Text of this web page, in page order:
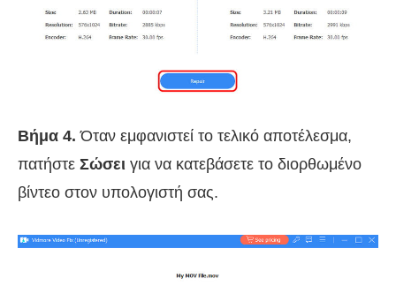
Βήμα 4. Όταν εμφανιστεί το τελικό αποτέλεσμα,
πατήστε Σώσει για να κατεβάσετε το διορθωμένο
βίντεο στον υπολογιστή σας.